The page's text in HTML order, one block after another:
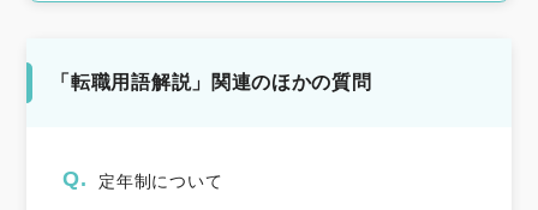
「転職用語解説」関連のほかの質問
Q. 定年制について